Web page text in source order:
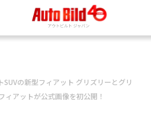
SUVの新型フィアット グリズリーとグリ
ィアットが公式画像を初公開！